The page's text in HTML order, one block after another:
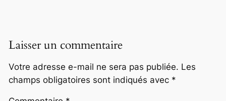
Laisser un commentaire
Votre adresse e-mail ne sera pas publiée. Les
champs obligatoires sont indiqués avec *